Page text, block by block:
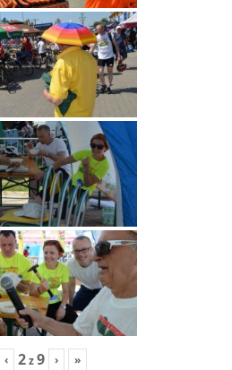
‹ 2z9 › »